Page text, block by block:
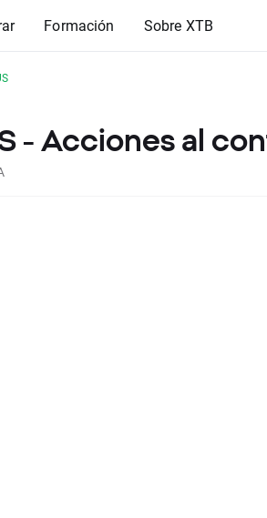
Formación Sobre XTB
- Acciones al